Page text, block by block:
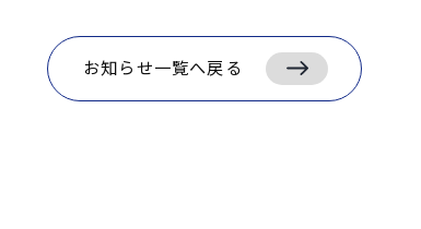
お知らせ一覧へ戻る